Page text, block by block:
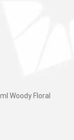
Woody Floral